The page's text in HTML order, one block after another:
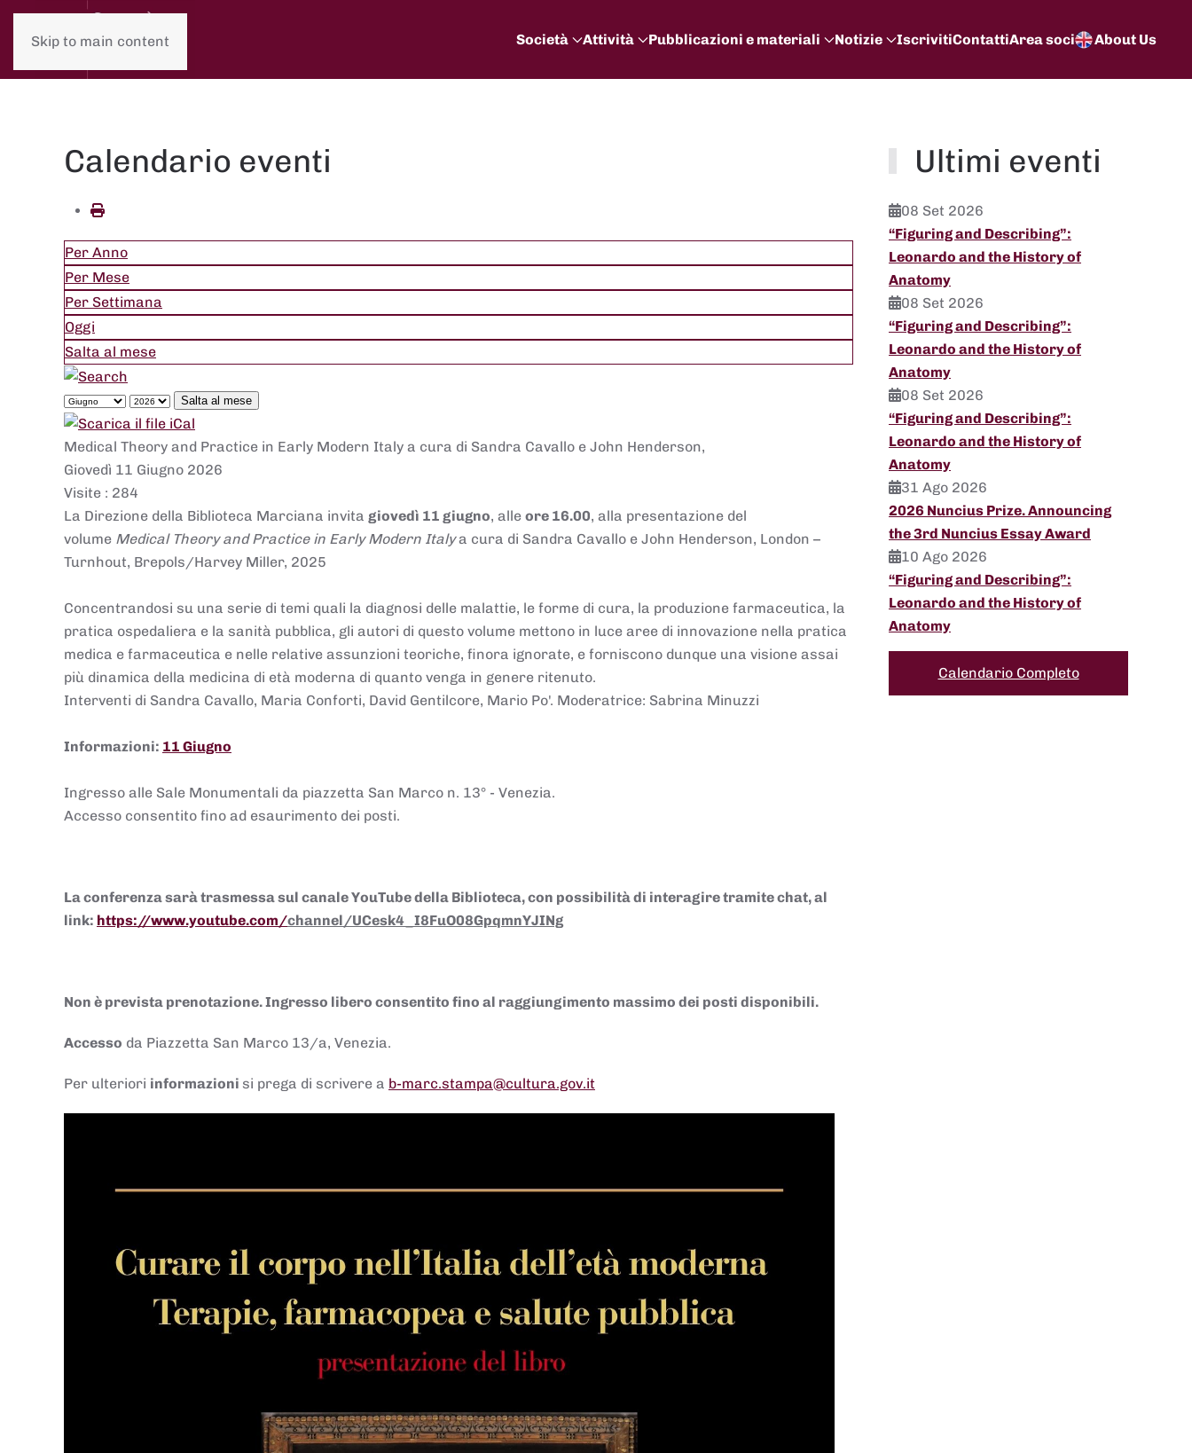
Skip to main content Società Attività Pubblicazioni e materiali Notizie IscrivitiContattiArea soci About Us
Calendario eventi
Per Anno
Per Mese
Per Settimana
Oggi
Salta al mese
Salta al mese
Medical Theory and Practice in Early Modern Italy a cura di Sandra Cavallo e John Henderson,
Giovedì 11 Giugno 2026
Visite : 284
La Direzione della Biblioteca Marciana invita giovedì 11 giugno, alle ore 16.00, alla presentazione del
volume Medical Theory and Practice in Early Modern Italya cura di Sandra Cavallo e John Henderson, London –
Turnhout, Brepols/Harvey Miller, 2025
Concentrandosi su una serie di temi quali la diagnosi delle malattie, le forme di cura, la produzione farmaceutica, la
pratica ospedaliera e la sanità pubblica, gli autori di questo volume mettono in luce aree di innovazione nella pratica
medica e farmaceutica e nelle relative assunzioni teoriche, finora ignorate, e forniscono dunque una visione assai
più dinamica della medicina di età moderna di quanto venga in genere ritenuto.
Interventi di Sandra Cavallo, Maria Conforti, David Gentilcore, Mario Po'. Moderatrice: Sabrina Minuzzi
Informazioni: 11 Giugno
Ingresso alle Sale Monumentali da piazzetta San Marco n. 13° - Venezia.
Accesso consentito fino ad esaurimento dei posti.
La conferenza sarà trasmessa sul canale YouTube della Biblioteca, con possibilità di interagire tramite chat, al
link: https://www.youtube.com/channel/UCesk4_ I8FuO08GpqmnYJINg
Non è prevista prenotazione. Ingresso libero consentito fino al raggiungimento massimo dei posti disponibili.
Accesso da Piazzetta San Marco 13/a, Venezia.
Per ulteriori informazioni si prega di scrivere a b-marc.stampa@cultura.gov.it
Ultimi eventi
08 Set 2026
“Figuring and Describing”:
Leonardo and the History of
Anatomy
08 Set 2026
“Figuring and Describing”:
Leonardo and the History of
Anatomy
08 Set 2026
“Figuring and Describing”:
Leonardo and the History of
Anatomy
31 Ago 2026
2026 Nuncius Prize. Announcing
the 3rd Nuncius Essay Award
10 Ago 2026
“Figuring and Describing”:
Leonardo and the History of
Anatomy
Calendario Completo